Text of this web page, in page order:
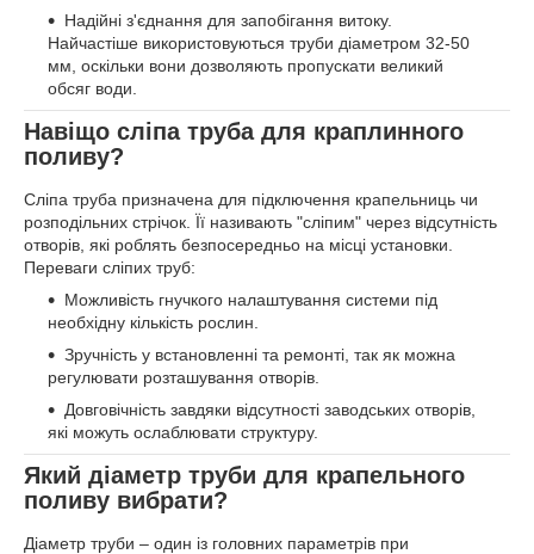
Надійні з'єднання для запобігання витоку.
Найчастіше використовуються труби діаметром 32-50
мм, оскільки вони дозволяють пропускати великий
обсяг води.
Навіщо сліпа труба для краплинного
поливу?
Сліпа труба призначена для підключення крапельниць чи
розподільних стрічок. Її називають "сліпим" через відсутність
отворів, які роблять безпосередньо на місці установки.
Переваги сліпих труб:
Можливість гнучкого налаштування системи під
необхідну кількість рослин.
Зручність у встановленні та ремонті, так як можна
регулювати розташування отворів.
Довговічність завдяки відсутності заводських отворів,
які можуть ослаблювати структуру.
Який діаметр труби для крапельного
поливу вибрати?
Діаметр труби – один із головних параметрів при